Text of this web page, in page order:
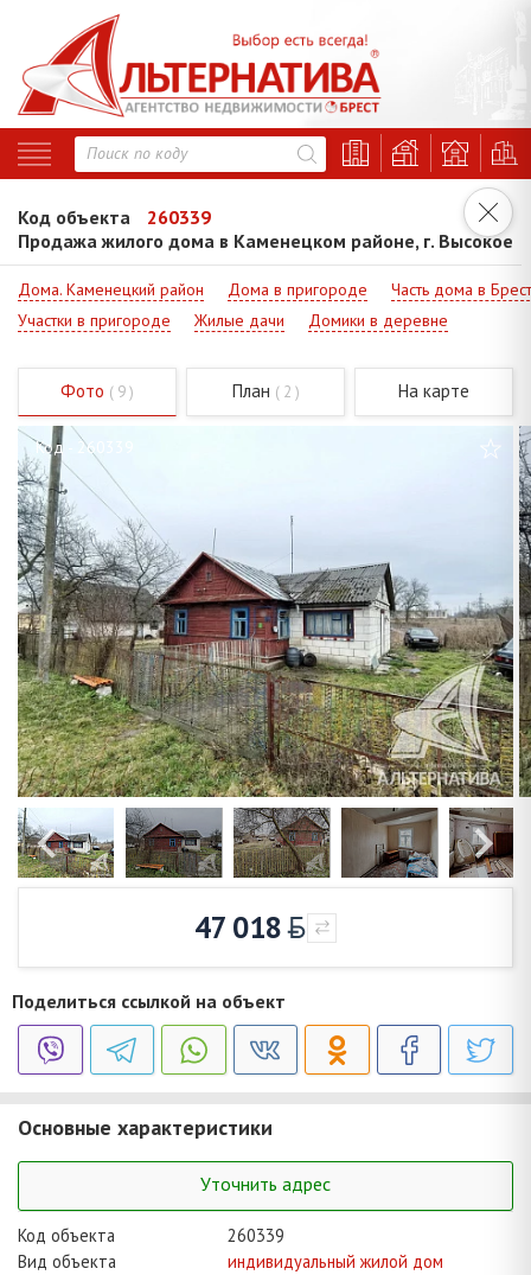
Код объекта
260339
Продажа жилого дома в Каменецком районе, г. Высокое
Дома. Каменецкий район Дома в пригороде
Часть дома в
Участки в пригороде
Жилые дачи Домики в деревне
Фото ( 9 ) План ( 2 ) На карте
Код - 260339
47 018
Поделиться ссылкой на объект
Основные характеристики
Уточнить адрес
Код объекта
260339
Вид объекта
индивидуальный жилой дом